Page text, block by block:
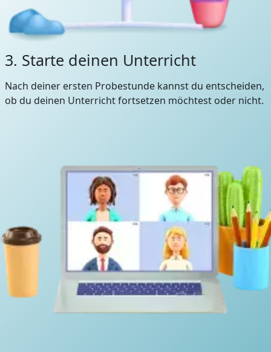
3. Starte deinen Unterricht
Nach deiner ersten Probestunde kannst du entscheiden,
ob du deinen Unterricht fortsetzen möchtest oder nicht.